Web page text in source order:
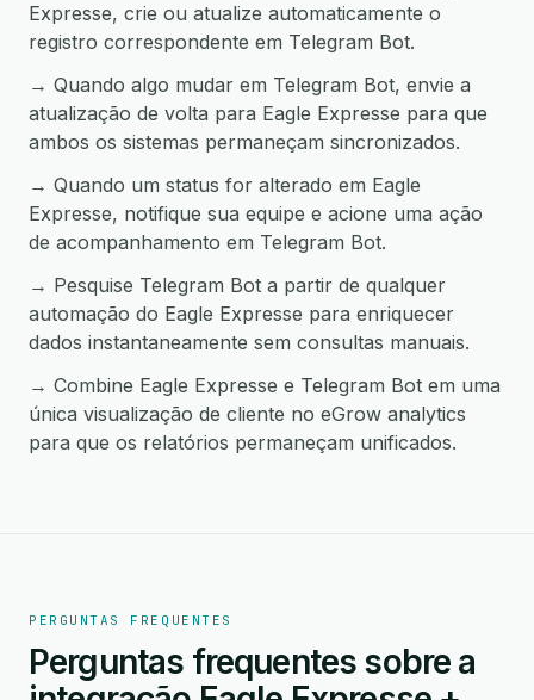
Expresse, crie ou atualize automaticamente o
registro correspondente em Telegram Bot.
→ Quando algo mudar em Telegram Bot, envie a
atualização de volta para Eagle Expresse para que
ambos os sistemas permaneçam sincronizados.
→ Quando um status for alterado em Eagle
Expresse, notifique sua equipe e acione uma ação
de acompanhamento em Telegram Bot.
→ Pesquise Telegram Bot a partir de qualquer
automação do Eagle Expresse para enriquecer
dados instantaneamente sem consultas manuais.
→ Combine Eagle Expresse e Telegram Bot em uma
única visualização de cliente no eGrow analytics
para que os relatórios permaneçam unificados.
PERGUNTAS FREQUENTES
Perguntas frequentes sobre a